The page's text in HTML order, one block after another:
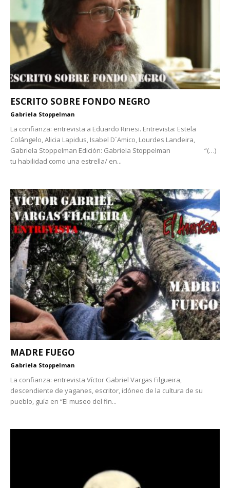
ESCRITO SOBRE FONDO NEGRO
Gabriela Stoppelman
La confianza: entrevista a Eduardo Rinesi. Entrevista: Estela
Colángelo, Alicia Lapidus, Isabel D´Amico, Lourdes Landeira,
Gabriela Stoppelman Edición: Gabriela Stoppelman “(…)
tu habilidad como una estrella/ en...
MADRE FUEGO
Gabriela Stoppelman
La confianza: entrevista Víctor Gabriel Vargas Filgueira,
descendiente de yaganes, escritor, idóneo de la cultura de su
pueblo, guía en “El museo del fin...